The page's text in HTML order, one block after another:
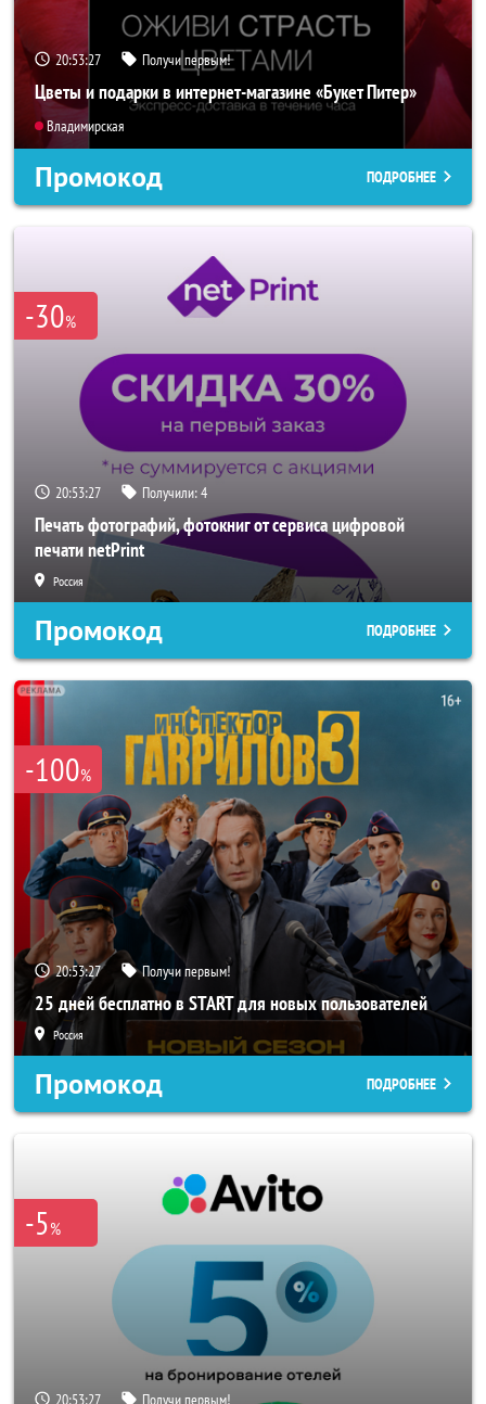
20:53:25 Получи первым!
Цветы и подарки в интернет-магазине «Букет Питер»
Владимирская
Промокод ПОДРОБНЕЕ
-30%
20:53:25 Получили:4
Печать фотографий, фотокниг от сервиса цифровой
печати netPrint
Россия
Промокод ПОДРОБНЕЕ
-100%
20:53:25 Получи первым!
25 дней бесплатно в START для новых пользователей
Россия
Промокод ПОДРОБНЕЕ
-5%
20:53:25 Получи первым!